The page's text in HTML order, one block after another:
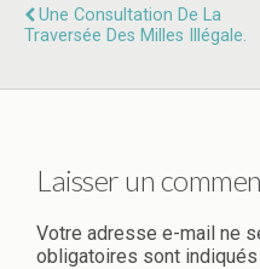
Une Consultation De La
Traversée Des Milles Illégale.
Laisser un
Votre adresse e-mail ne
obligatoires sont